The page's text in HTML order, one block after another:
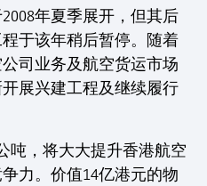
年夏季展开，但其后
于该年稍后暂停。随着
司业务及航空货运市场
展兴建工程及继续履行
吨，将大大提升香港航空
力。价值14亿港元的物